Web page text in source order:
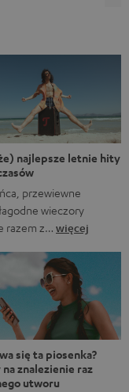
są
fani Marvela
tytuły to filmy
obecnych lub
[…]
najlepsze letnie hity
przewiewne
wieczory
razem z… więcej
się ta piosenka?
znalezienie raz
utworu